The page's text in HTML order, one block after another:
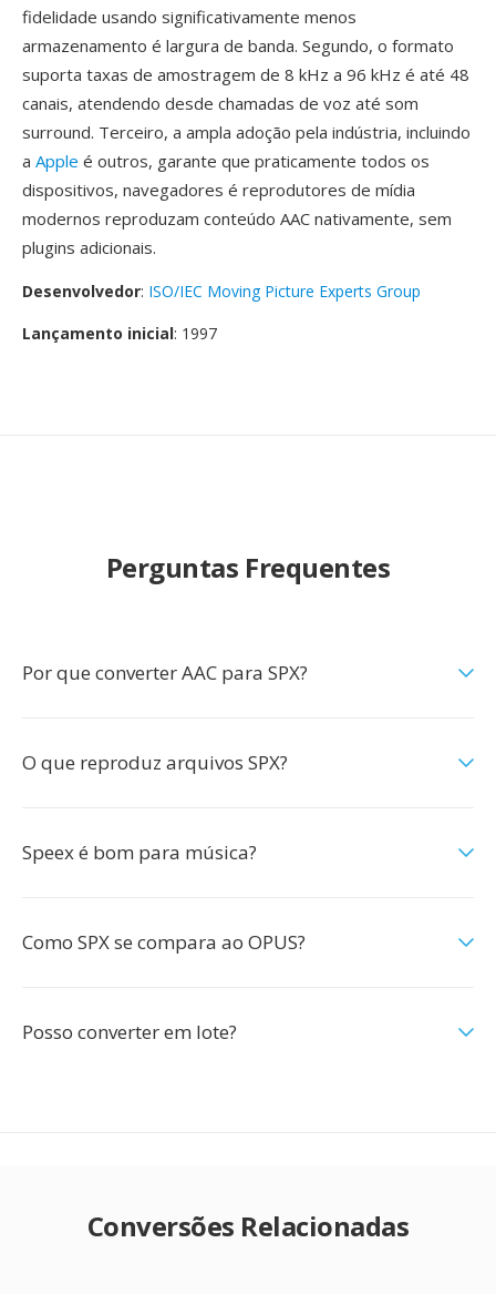
fidelidade usando significativamente menos
armazenamento é largura de banda. Segundo, o formato
suporta taxas de amostragem de 8 kHz a 96 kHz é até 48
canais, atendendo desde chamadas de voz até som
surround. Terceiro, a ampla adoção pela indústria, incluindo
a Apple é outros, garante que praticamente todos os
dispositivos, navegadores é reprodutores de mídia
modernos reproduzam conteúdo AAC nativamente, sem
plugins adicionais.
Desenvolvedor: ISO/IEC Moving Picture Experts Group
Lançamento inicial: 1997
Perguntas Frequentes
Por que converter AAC para SPX?
O que reproduz arquivos SPX?
Speex é bom para música?
Como SPX se compara ao OPUS?
Posso converter em lote?
Conversões Relacionadas